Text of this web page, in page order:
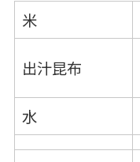
米
出汁昆布
水